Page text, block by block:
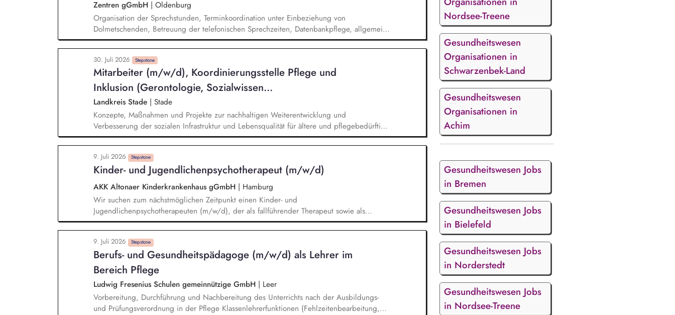
Zentren gGmbH | Oldenburg
Organisation der Sprechstunden, Terminkoordination unter Einbeziehung von
Dolmetschenden, Betreuung der telefonischen Sprechzeiten, Datenbankpflege, allgemeine
Verwaltungstätigkeiten, Unterstützung bei der Vermittlung in die Regelversorgung.
30. Juli 2026 Stepstone
Mitarbeiter (m/w/d), Koordinierungsstelle Pflege und
Inklusion (Gerontologie, Sozialwissen...
Landkreis Stade | Stade
Konzepte, Maßnahmen und Projekte zur nachhaltigen Weiterentwicklung und
Verbesserung der sozialen Infrastruktur und Lebensqualität für ältere und pflegebedürftige
Menschen sowie zum Aus- und Aufbau von sozialräumlichen inklusiven
Unterstützungsstrukturen für Menschen mit Behinderung im Landkreis Stade planen,
erstellen, umsetzen, steuern, evaluieren und fortschreiben. Bei der Erstellung und
regelmäßigen Fortschreibung von örtlichen Pflegeberichten und Inklusionsberichten
mitwirken. Örtliche Pflegekonferenzen und Inklusionskonferenzen durchführen sowie den
Beirat für Inklusion und Teilhabe unterstützen.
9. Juli 2026 Stepstone
Kinder- und Jugendlichenpsychotherapeut (m/w/d)
AKK Altonaer Kinderkrankenhaus gGmbH | Hamburg
Wir suchen zum nächstmöglichen Zeitpunkt einen Kinder- und
Jugendlichenpsychotherapeuten (m/w/d), der als fallführender Therapeut sowie als
Gruppentherapeut an der Behandlung kinder- und -jugendpsychiatrischer und -
psychosomatischer Krankheitsbilder mitwirkt. Wir behandeln ein breites Spektrum kinder-
und jugendpsychiatrischen Erkrankungsbildern und halten hierfür ein umfassendes,
multiprofessionelles und multimodales, leitlinienorientiertes Behandlungssetting mit
psychotherapeutischem Schwerpunkt vor.
9. Juli 2026 Stepstone
Berufs- und Gesundheitspädagoge (m/w/d) als Lehrer im
Bereich Pflege
Ludwig Fresenius Schulen gemeinnützige GmbH | Leer
Vorbereitung, Durchführung und Nachbereitung des Unterrichts nach der Ausbildungs-
und Prüfungsverordnung in der Pflege Klassenlehrerfunktionen (Fehlzeitenbearbeitung,
Nordsee-Treene
Gesundheitswesen
Organisationen in
Schwarzenbek-Land
Gesundheitswesen
Organisationen in
Achim
Gesundheitswesen Jobs
in Bremen
Gesundheitswesen Jobs
in Bielefeld
Gesundheitswesen Jobs
in Norderstedt
Gesundheitswesen Jobs
in Nordsee-Treene